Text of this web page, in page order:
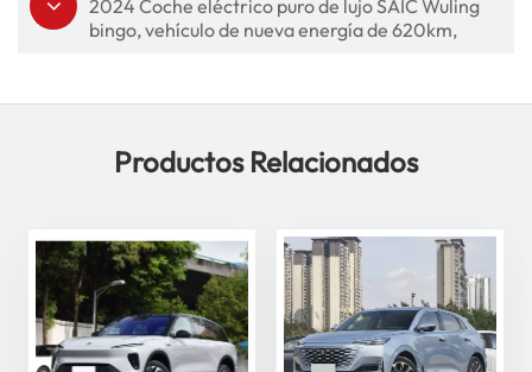
2024 Coche eléctrico puro de lujo SAIC Wuling
bingo, vehículo de nueva energía de 620km,
Productos Relacionados